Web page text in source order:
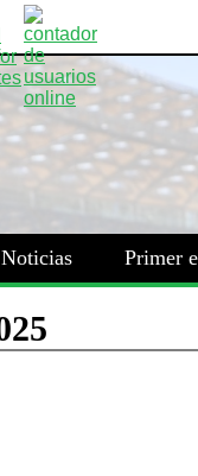
Noticias Primer